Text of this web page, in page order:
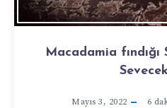
Macadamia fındığı
Mayıs 3, 2022 6